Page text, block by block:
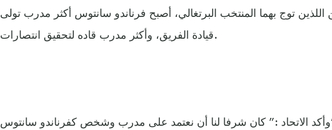
اللذين توج بهما المنتخب البرتغالي، أصبح فرناندو سانتوس أكثر مدرب تولى
قيادة الفريق، وأكثر مدرب قاده لتحقيق انتصارات.